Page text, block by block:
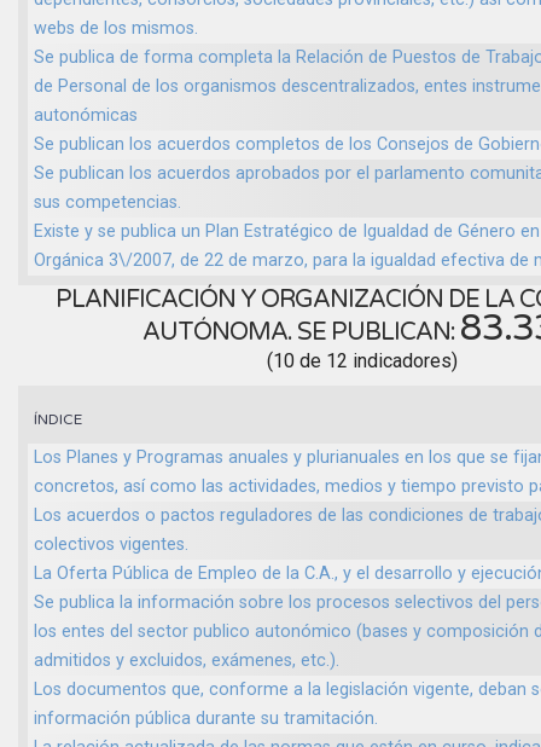
webs de los mismos.
Se publica de forma completa la Relación de Puestos de
de Personal de los organismos descentralizados, entes
autonómicas
Se publican los acuerdos completos de los Consejos de
Se publican los acuerdos aprobados por el parlamento
sus competencias.
Existe y se publica un Plan Estratégico de Igualdad de Género
Orgánica 3\/2007, de 22 de marzo, para la igualdad efectiva de
PLANIFICACIÓN Y ORGANIZACIÓN DE LA
AUTÓNOMA. SE PUBLICAN:
(10 de 12 indicadores)
ÍNDICE
Los Planes y Programas anuales y plurianuales en los que se
concretos, así como las actividades, medios y tiempo previsto
Los acuerdos o pactos reguladores de las condiciones de
colectivos vigentes.
La Oferta Pública de Empleo de la C.A., y el desarrollo y
Se publica la información sobre los procesos selectivos del
los entes del sector publico autonómico (bases y composición
admitidos y excluidos, exámenes, etc.).
Los documentos que, conforme a la legislación vigente, deban
información pública durante su tramitación.